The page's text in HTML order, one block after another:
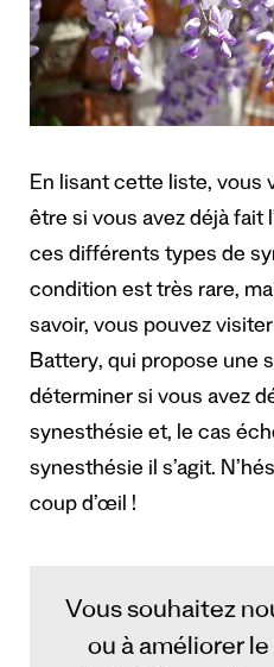
En lisant cette liste, vous
être si vous avez déjà fait
ces différents types de
condition est très rare,
savoir, vous pouvez
Battery, qui propose une
déterminer si vous avez
synesthésie et, le cas
synesthésie il s’agit.
coup d’œil !
Vous souhaitez
ou à améliorer